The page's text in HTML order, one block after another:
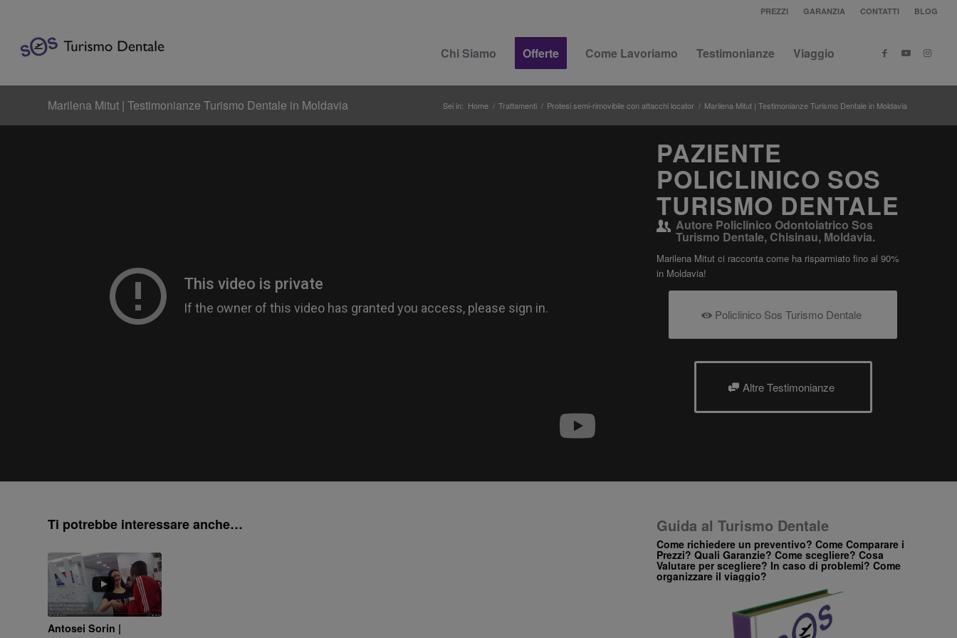
PREZZI GARANZIA CONTATTI BLOG
Chi Siamo Offerte Come Lavoriamo Testimonianze Viaggio
Marilena Mitut | Testimonianze Turismo Dentale in Moldavia Sei in: Home / Trattamenti / Protesi semi-rimovibile con attacchi locator / Marilena Mitut | Testimonianze Turismo Dentale in Moldavia
PAZIENTE
POLICLINICO SOS
TURISMO DENTALE
AutorePoliclinico Odontoiatrico Sos
Turismo Dentale, Chisinau, Moldavia.
Marilena Mitut ci racconta come ha risparmiato fino al 90%
in Moldavia!
Policlinico Sos Turismo Dentale
Altre Testimonianze
Ti potrebbe interessare anche…
Antosei Sorin |
Guida al Turismo Dentale
Come richiedere un preventivo? Come Comparare i
Prezzi? Quali Garanzie? Come scegliere? Cosa
Valutare per scegliere? In caso di problemi? Come
organizzare il viaggio?